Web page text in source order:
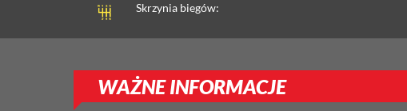
Skrzynia biegów:
WAŻNE INFORMACJE